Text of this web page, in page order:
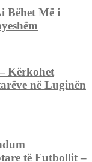
Bëhet Më i
Kërkohet
në Luginën
të Futbollit –